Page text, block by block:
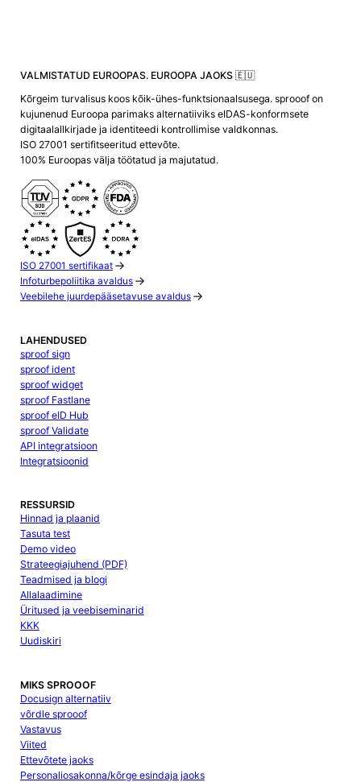
VALMISTATUD EUROOPAS. EUROOPA JAOKS 🇪🇺
Kõrgeim turvalisus koos kõik-ühes-funktsionaalsusega. sprooof on
kujunenud Euroopa parimaks alternatiiviks eIDAS-konformsete
digitaalallkirjade ja identiteedi kontrollimise valdkonnas.
ISO 27001 sertifitseeritud ettevõte.
100% Euroopas välja töötatud ja majutatud.
ISO 27001 sertifikaat
Infoturbepoliitika avaldus
Veebilehe juurdepääsetavuse avaldus
LAHENDUSED
sproof sign
sproof ident
sproof widget
sproof Fastlane
sproof eID Hub
sproof Validate
API integratsioon
Integratsioonid
RESSURSID
Hinnad ja plaanid
Tasuta test
Demo video
Strateegiajuhend (PDF)
Teadmised ja blogi
Allalaadimine
Üritused ja veebiseminarid
KKK
Uudiskiri
MIKS SPROOOF
Docusign alternatiiv
võrdle sprooof
Vastavus
Viited
Ettevõtete jaoks
Personaliosakonna/kõrge esindaja jaoks